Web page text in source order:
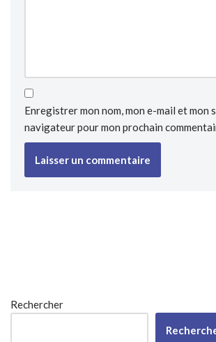
Enregistrer mon nom, mon e-mail et mon
navigateur pour mon prochain
Rechercher